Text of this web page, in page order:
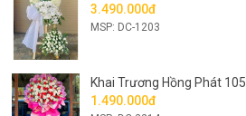
3.490.000đ
MSP: DC-1203
Khai Trương Hồng Phát 105
1.490.000đ